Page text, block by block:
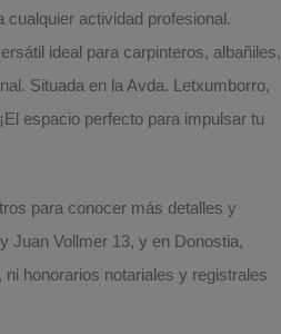
cualquier actividad profesional.
ideal para carpinteros, albañiles,
Situada en la Avda. Letxumborro,
espacio perfecto para impulsar tu
para conocer más detalles y
Juan Vollmer 13, y en Donostia,
honorarios notariales y registrales